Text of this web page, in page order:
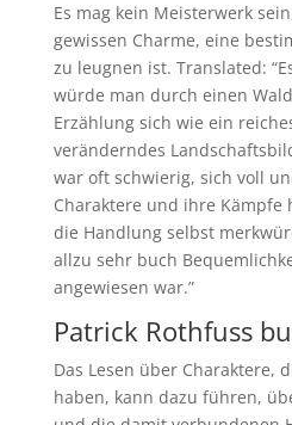
Es mag kein Meisterwerk
gewissen Charme, eine
zu leugnen ist. Translated:
würde man durch einen
Erzählung sich wie ein
veränderndes
war oft schwierig, sich voll
Charaktere und ihre Kämpfe
die Handlung selbst
allzu sehr buch
angewiesen war.”
Patrick Rothfuss
Das Lesen über Charaktere,
haben, kann dazu führen,